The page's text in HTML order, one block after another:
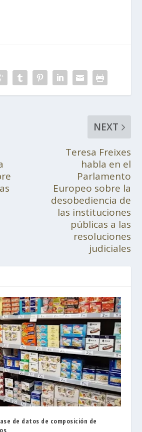
NEXT
Teresa Freixes
habla en el
Parlamento
Europeo sobre la
desobediencia de
las instituciones
públicas a las
resoluciones
judiciales
de datos de composición de